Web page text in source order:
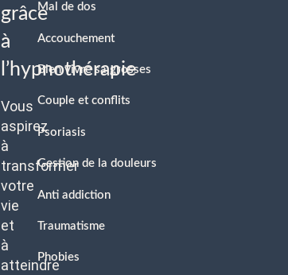
grâce
à
l’hypnothérapie
Vous
aspirez
à
transformer
votre
vie
et
à
atteindre
Mal de dos
Accouchement
Bien vivre sa grosses
Couple et conflits
Psoriasis
Gestion de la douleurs
Anti addiction
Traumatisme
Phobies